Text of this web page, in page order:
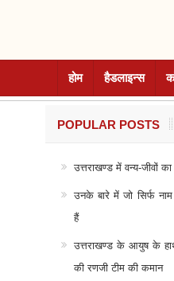
होम हैडलाइन्स
POPULAR POSTS
उत्तराखण्ड में वन्य-जीवों
उनके बारे में जो सिर्फ नाम
हैं
उत्तराखण्ड के आयुष के
की रणजी टीम की कमान